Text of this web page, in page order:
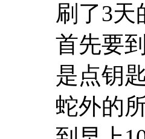
刷了3天
首先要
是点钥
蛇外的